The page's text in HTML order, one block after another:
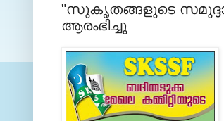
"സുകൃതങ്ങളുടെ
ആരംഭിച്ചു